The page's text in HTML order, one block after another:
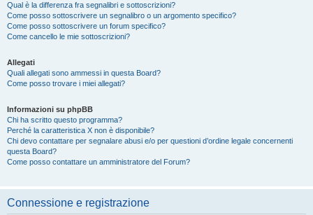
Qual è la differenza fra segnalibri e sottoscrizioni?
Come posso sottoscrivere un segnalibro o un argomento specifico?
Come posso sottoscrivere un forum specifico?
Come cancello le mie sottoscrizioni?
Allegati
Quali allegati sono ammessi in questa Board?
Come posso trovare i miei allegati?
Informazioni su phpBB
Chi ha scritto questo programma?
Perché la caratteristica X non è disponibile?
Chi devo contattare per segnalare abusi e/o per questioni d’ordine legale concernenti
questa Board?
Come posso contattare un amministratore del Forum?
Connessione e registrazione